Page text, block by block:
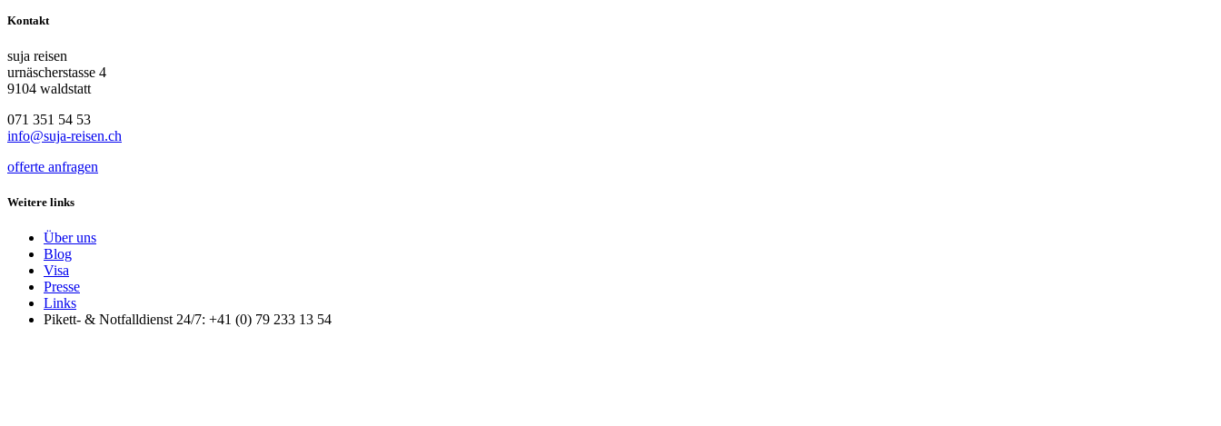
Kontakt
suja reisen
urnäscherstasse 4
9104 waldstatt
071 351 54 53
info@suja-reisen.ch
offerte anfragen
Weitere links
Über uns
Blog
Visa
Presse
Links
Pikett- & Notfalldienst 24/7: +41 (0) 79 233 13 54